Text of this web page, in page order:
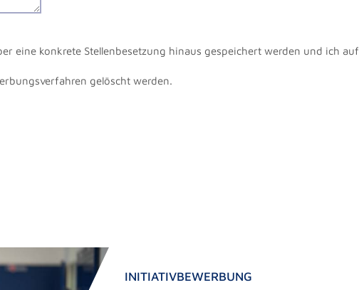
eine konkrete Stellenbesetzung hinaus gespeichert werden und ich auf
gelöscht werden.
INITIATIVBEWERBUNG